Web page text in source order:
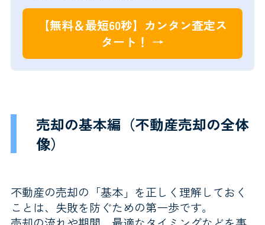
【無料＆最短60秒】カンタン査定ス
タート！ →
売却の基本編（不動産売却の全体
像）
不動産の売却の「基本」を正しく理解しておく
ことは、失敗を防ぐための第一歩です。